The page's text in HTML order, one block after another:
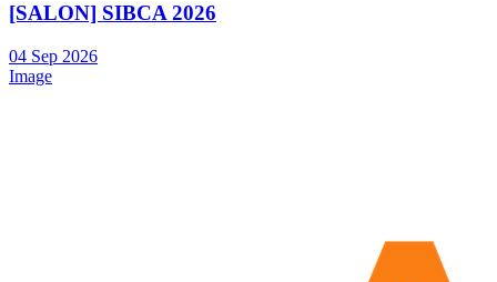
[SALON] SIBCA 2026
04 Sep 2026
Image